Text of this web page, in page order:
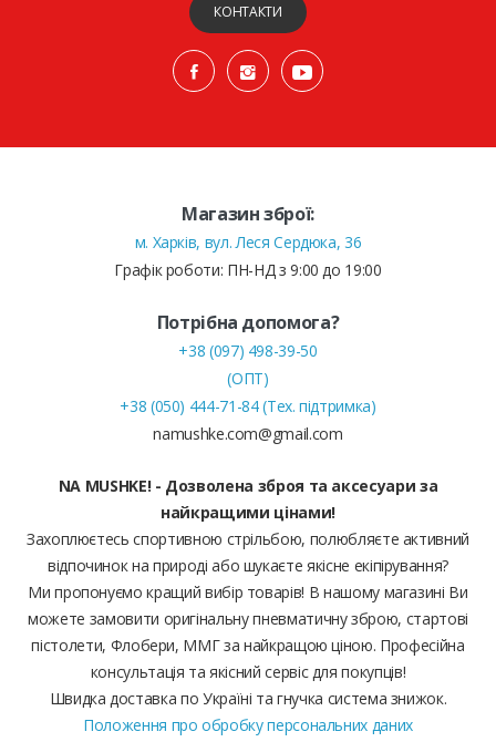
КОНТАКТИ
Магазин зброї:
м. Харків, вул. Леся Сердюка, 36
Графік роботи: ПН-НД з 9:00 до 19:00
Потрібна допомога?
+38 (097) 498-39-50
(ОПТ)
+38 (050) 444-71-84 (Тех. підтримка)
namushke.com@gmail.com
NA MUSHKE! - Дозволена зброя та аксесуари за
найкращими цінами!
Захоплюєтесь спортивною стрільбою, полюбляєте активний
відпочинок на природі або шукаєте якісне екіпірування?
Ми пропонуємо кращий вибір товарів! В нашому магазині Ви
можете замовити оригінальну пневматичну зброю, стартові
пістолети, Флобери, ММГ за найкращою ціною. Професійна
консультація та якісний сервіс для покупців!
Швидка доставка по Україні та гнучка система знижок.
Положення про обробку персональних даних